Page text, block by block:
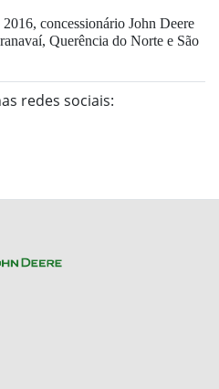
concessionário John Deere
Querência do Norte e São
redes sociais: